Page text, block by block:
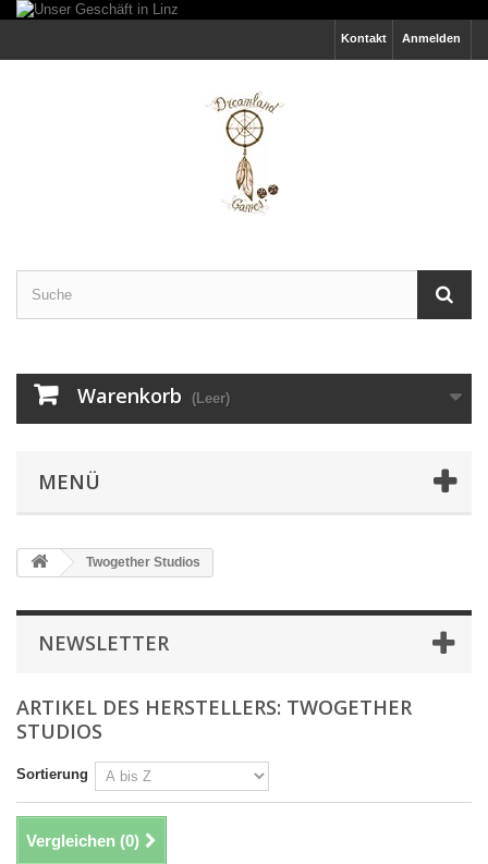
Anmelden
Kontakt
Warenkorb (Leer)
MENÜ
Twogether Studios
NEWSLETTER
ARTIKEL DES HERSTELLERS: TWOGETHER
STUDIOS
Sortierung
Vergleichen (0)